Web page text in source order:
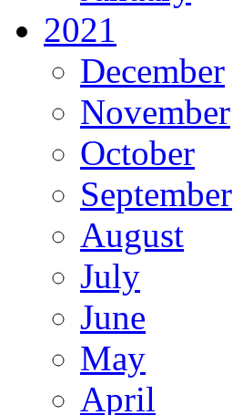
2021
December
November
October
September
August
July
June
May
April